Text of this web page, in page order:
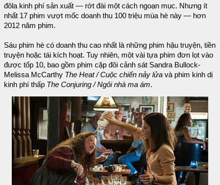
đôla kinh phí sản xuất — rớt đài một cách ngoạn mục. Nhưng ít
nhất 17 phim vượt mốc doanh thu 100 triệu mùa hè này — hơn
2012 năm phim.
Sáu phim hè có doanh thu cao nhất là những phim hậu truyện, tiền
truyện hoặc tái kích hoạt. Tuy nhiên, một vài tựa phim đơn lọt vào
được tốp 10, bao gồm phim cặp đôi cảnh sát Sandra Bullock-
Melissa McCarthy The Heat / Cuộc chiến nảy lửa và phim kinh dị
kinh phí thấp The Conjuring / Ngôi nhà ma ám.